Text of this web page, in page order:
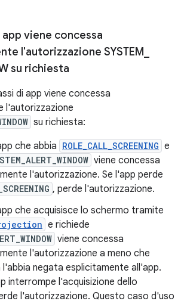
viene concessa
l'autorizzazione SYSTEM
su richiesta
di app viene concessa
l'autorizzazione
su richiesta:
che abbia ROLE_CALL_SCREENING e
viene concessa
l'autorizzazione. Se l'app perde
, perde l'autorizzazione.
che acquisisce lo schermo tramite
e richiede
viene concessa
l'autorizzazione a meno che
negata esplicitamente all'app.
interrompe l'acquisizione dello
l'autorizzazione. Questo caso d'uso